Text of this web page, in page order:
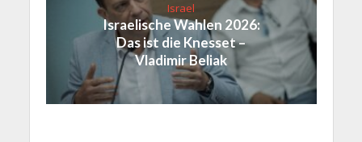
Israel
Israelische Wahlen 2026:
Das ist die Knesset –
Vladimir Beliak